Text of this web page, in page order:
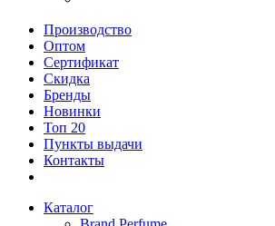
Производство
Оптом
Сертификат
Скидка
Бренды
Новинки
Топ 20
Пункты выдачи
Контакты
Каталог